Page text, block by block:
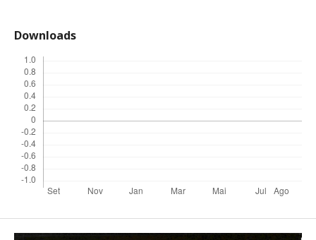
Downloads